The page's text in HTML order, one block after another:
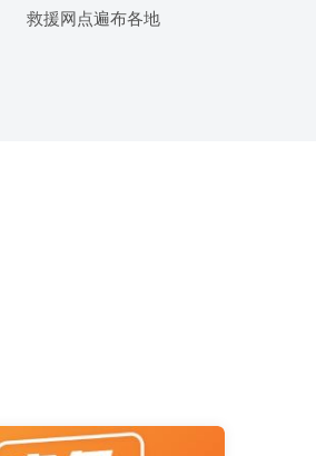
救援网点遍布各地